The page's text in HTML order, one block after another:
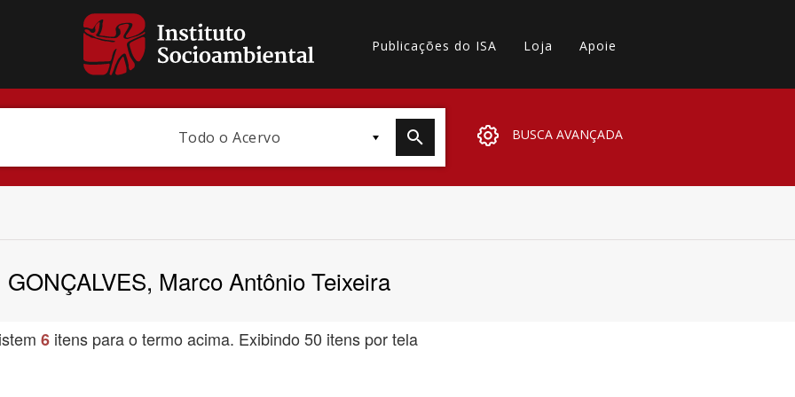
Publicações do ISA Loja Apoie
Todo o Acervo BUSCA AVANÇADA
GONÇALVES, Marco Antônio Teixeira
6 itens para o termo acima. Exibindo 50 itens por tela